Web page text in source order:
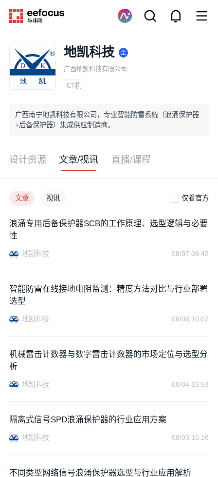
地凯科技
广西地凯科技有限公司
CT机
广西南宁地凯科技有限公司，专业智能防雷系统（浪涌保护器
+后备保护器）集成供应制造商。
设计资源 文章/视讯 直播/课程
文章 视讯 仅看官方
浪涌专用后备保护器SCB的工作原理、选型逻辑与必要
性
地凯科技 08/07 08:42
智能防雷在线接地电阻监测：精度方法对比与行业部署
选型
地凯科技 08/06 10:07
机械雷击计数器与数字雷击计数器的市场定位与选型分
析
地凯科技 08/04 16:53
隔离式信号SPD浪涌保护器的行业应用方案
地凯科技 08/03 16:16
不同类型网络信号浪涌保护器选型与行业应用解析